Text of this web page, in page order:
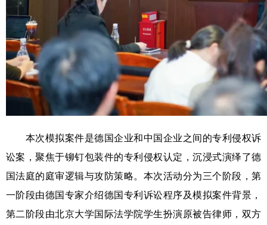
本次模拟案件是德国企业和中国企业之间的专利侵权诉
讼案，聚焦于铆钉包装件的专利侵权认定，沉浸式演绎了德
国法庭的庭审逻辑与攻防策略。本次活动分为三个阶段，第
一阶段由德国专家介绍德国专利诉讼程序及模拟案件背景，
第二阶段由北京大学国际法学院学生扮演原被告律师，双方